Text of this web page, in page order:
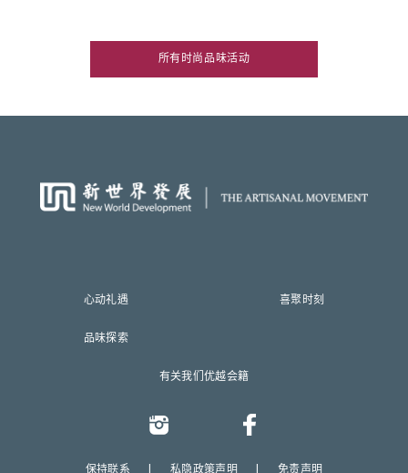
所有时尚品味活动
心动礼遇 喜聚时刻
品味探索
有关我们优越会籍